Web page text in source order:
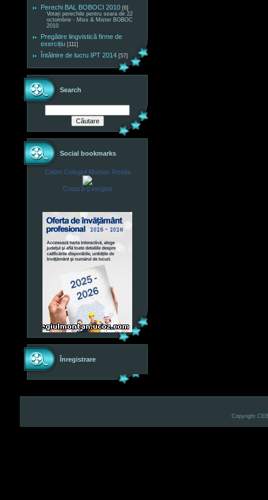
Perechi BAL BOBOCI 2010 [6]
Votați perechile pentru seara de 22
octombrie - Miss & Mister BOBOC
2010
Pregătire lingvistică firme de
exercițiu [111]
Întâlnire de lucru IPT 2014 [57]
Search
Social bookmarks
Cebm Colegiul Montan Resita
Crează-ţi insigna
Înregistrare
Copyright